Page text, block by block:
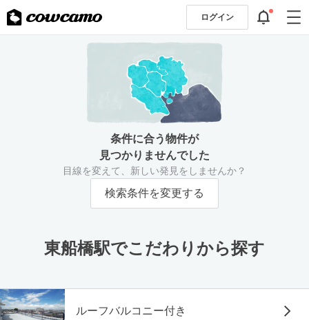
ログイン
条件に合う物件が
見つかりませんでした
目線を変えて、新しい発見をしませんか？
検索条件を変更する
東船橋駅でこだわりから探す
ルーフバルコニー付き